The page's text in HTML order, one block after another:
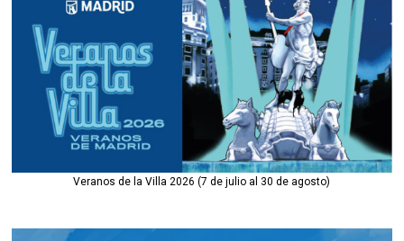
Veranos de la Villa 2026 (7 de julio al 30 de agosto)